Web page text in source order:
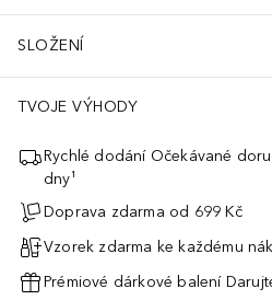
SLOŽENÍ
TVOJE VÝHODY
Rychlé dodání Očekávané
dny¹
Doprava zdarma od 699 Kč
Vzorek zdarma ke každému
Prémiové dárkové balení